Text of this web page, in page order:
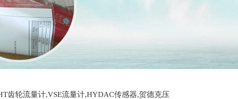
齿轮流量计,VSE流量计,HYDAC传感器,贺德克压